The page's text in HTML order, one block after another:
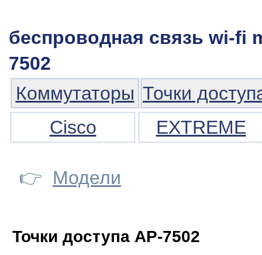
беспроводная связь wi-fi
7502
Коммутаторы Точки
Cisco
EXTREME
👉 Модели
Точки доступа AP-7502